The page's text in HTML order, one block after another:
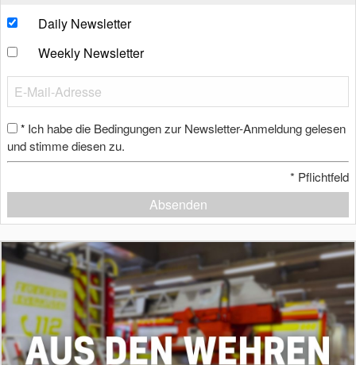
Daily Newsletter
Weekly Newsletter
* Ich habe die Bedingungen zur Newsletter-Anmeldung gelesen
und stimme diesen zu.
* Pflichtfeld
Absenden